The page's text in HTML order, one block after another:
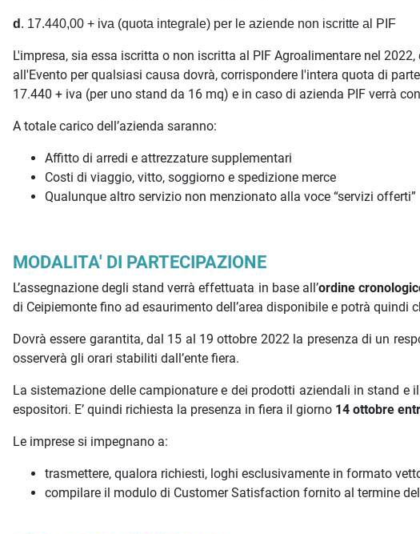
d . 17.440,00 + iva (quota integrale) per le aziende non iscritte al PIF
L'impresa, sia essa iscritta o non iscritta al PIF Agroalimentare nel
all'Evento per qualsiasi causa dovrà, corrispondere l'intera quota di
17.440 + iva (per uno stand da 16 mq) e in caso di azienda PIF verrà
A totale carico dell’azienda saranno:
Affitto di arredi e attrezzature supplementari
Costi di viaggio, vitto, soggiorno e spedizione merce
Qualunque altro servizio non menzionato alla voce “servizi offerti”
MODALITA' DI PARTECIPAZIONE
L’assegnazione degli stand verrà effettuata in base all’ordine
di Ceipiemonte fino ad esaurimento dell’area disponibile e potrà quindi
Dovrà essere garantita, dal 15 al 19 ottobre 2022 la presenza di un
osserverà gli orari stabiliti dall’ente fiera.
La sistemazione delle campionature e dei prodotti aziendali in stand
espositori. E’ quindi richiesta la presenza in fiera il giorno 14 ottobre
Le imprese si impegnano a:
trasmettere, qualora richiesti, loghi esclusivamente in formato
compilare il modulo di Customer Satisfaction fornito al termine